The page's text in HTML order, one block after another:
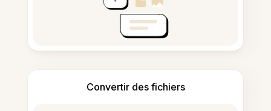
Convertir des fichiers